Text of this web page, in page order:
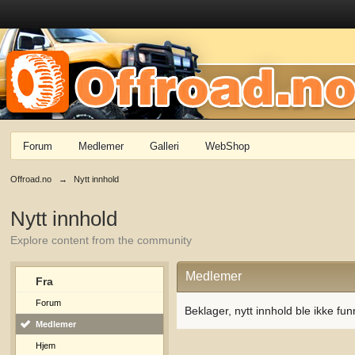
Forum Medlemer Galleri WebShop
Offroad.no → Nytt innhold
Nytt innhold
Explore content from the community
Fra
Forum
Medlemer
Hjem
Medlemer
Beklager, nytt innhold ble ikke